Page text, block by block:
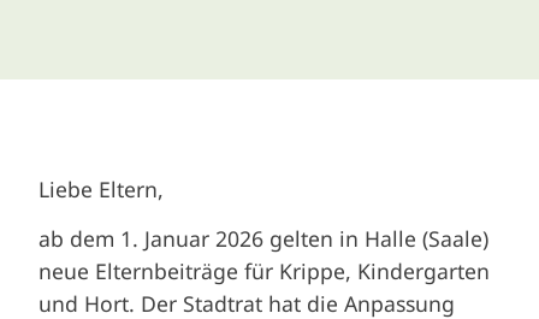
Liebe Eltern,
ab dem 1. Januar 2026 gelten in Halle (Saale)
neue Elternbeiträge für Krippe, Kindergarten
und Hort. Der Stadtrat hat die Anpassung